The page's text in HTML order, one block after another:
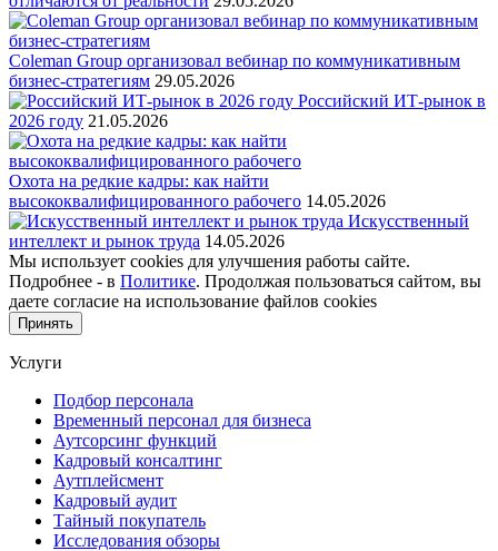
Coleman Group организовал вебинар по коммуникативным
бизнес-стратегиям 29.05.2026
Российский ИТ-рынок в
2026 году 21.05.2026
Охота на редкие кадры: как найти
высококвалифицированного рабочего 14.05.2026
Искусственный
интеллект и рынок труда 14.05.2026
Мы использует cookies для улучшения работы сайте.
Подробнее - в Политике. Продолжая пользоваться сайтом, вы
даете согласие на использование файлов cookies
Принять
Услуги
Подбор персонала
Временный персонал для бизнеса
Аутсорсинг функций
Кадровый консалтинг
Аутплейсмент
Кадровый аудит
Тайный покупатель
Исследования обзоры